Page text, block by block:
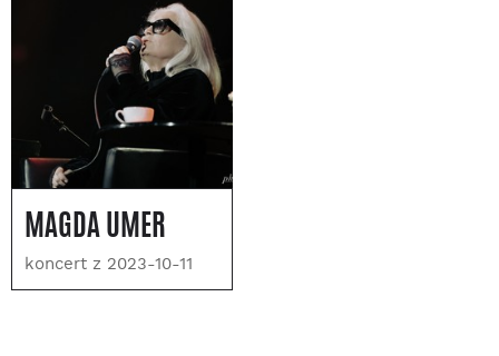
MAGDA UMER
koncert z 2023-10-11